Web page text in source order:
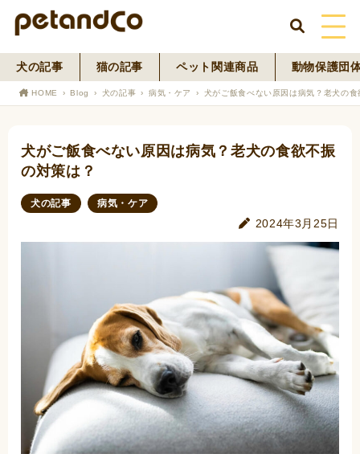
HOME
犬の記事 猫の記事 ペット関連商品 動物保護団
HOME Blog 犬の記事 病気・ケア 犬がご飯食べない原因は病気？老犬の
犬がご飯食べない原因は病気？老犬の食欲不振
の対策は？
犬の記事 病気・ケア
2024年3月25日